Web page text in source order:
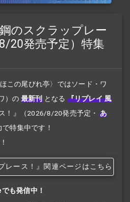
のスクラップレー
20発売予定）特集
この尾びれ亭〉ではソード・ワ
）の 最新刊 となる 『リプレイ 風
！』 （2026/8/20発売予定・ あ
で特集中です！
レース！』関連ページはこちら
も発信中！